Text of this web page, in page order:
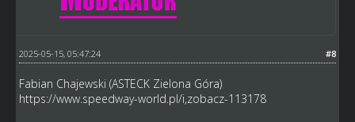
#8
2025-05-15, 05:47:24
Fabian Chajewski (ASTECK Zielona Góra)
https://www.speedway-world.pl/i,zobacz-113178